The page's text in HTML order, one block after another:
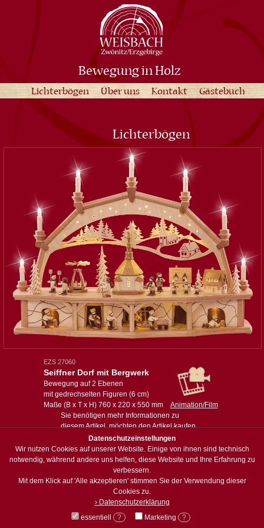
Datenschutzeinstellungen
Wir nutzen Cookies auf unserer Website. Einige von ihnen sind technisch
notwendig, während andere uns helfen, diese Website und Ihre Erfahrung zu
verbessern.
Mit dem Klick auf 'Alle akzeptieren' stimmen Sie der Verwendung dieser
Cookies zu.
› Datenschutzerklärung
essentiell ? Marketing ?
Bewegung in Holz
Lichterbögen Über uns Kontakt Gästebuch
Lichterbögen
EZS 27060
Seiffner Dorf mit Bergwerk
Bewegung auf 2 Ebenen
mit gedrechselten Figuren (6 cm)
Maße (B x T x H) 760 x 220 x 550 mm
Animation/Film
Sie benötigen mehr Informationen zu
diesem Artikel, möchten den Artikel kaufen
oder haben eine spezielle Anfrage:
Anfrage zum Artikel
© Holzwerkstatt Weisbach